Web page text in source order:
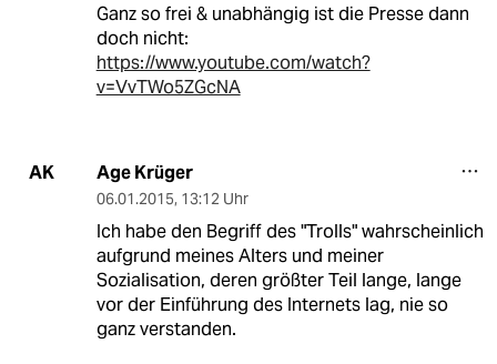
Ganz so frei & unabhängig ist die Presse dann
doch nicht:
https://www.youtube.com/watch?
v=VvTWo5ZGcNA
AK Age Krüger
06.01.2015, 13:12 Uhr
Ich habe den Begriff des "Trolls" wahrscheinlich
aufgrund meines Alters und meiner
Sozialisation, deren größter Teil lange, lange
vor der Einführung des Internets lag, nie so
ganz verstanden.